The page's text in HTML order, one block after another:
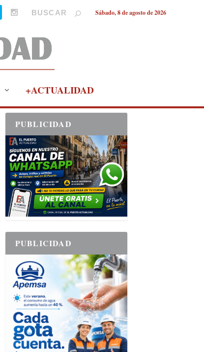
Sábado, 8 de agosto de 2026
+ACTUALIDAD
PUBLICIDAD
PUBLICIDAD